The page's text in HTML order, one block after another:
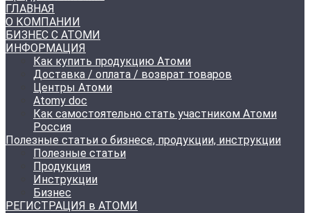
ГЛАВНАЯ
О КОМПАНИИ
БИЗНЕС С АТОМИ
ИНФОРМАЦИЯ
Как купить продукцию Атоми
Доставка / оплата / возврат товаров
Центры Атоми
Atomy doc
Как самостоятельно стать участником Атоми
Россия
Полезные статьи о бизнесе, продукции, инструкции
Полезные статьи
Продукция
Инструкции
Бизнес
РЕГИСТРАЦИЯ в АТОМИ